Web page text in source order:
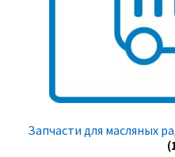
Запчасти для масляных